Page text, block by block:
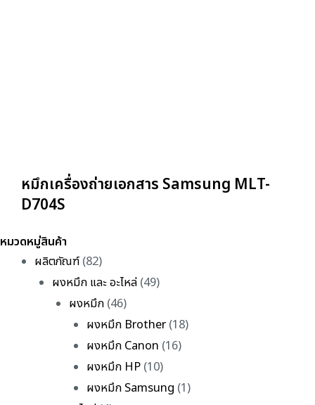
หมึกเครื่องถ่ายเอกสาร Samsung MLT-
D704S
หมวดหมู่สินค้า
ผลิตภัณฑ์ (82)
ผงหมึก และ อะไหล่(49)
ผงหมึก (46)
ผงหมึก Brother(18)
ผงหมึก Canon (16)
ผงหมึก HP (10)
ผงหมึก Samsung (1)